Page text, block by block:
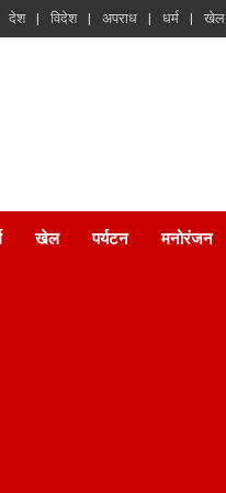
देश विदेश अपराध धर्म खेल
खेल पर्यटन मनोरंजन